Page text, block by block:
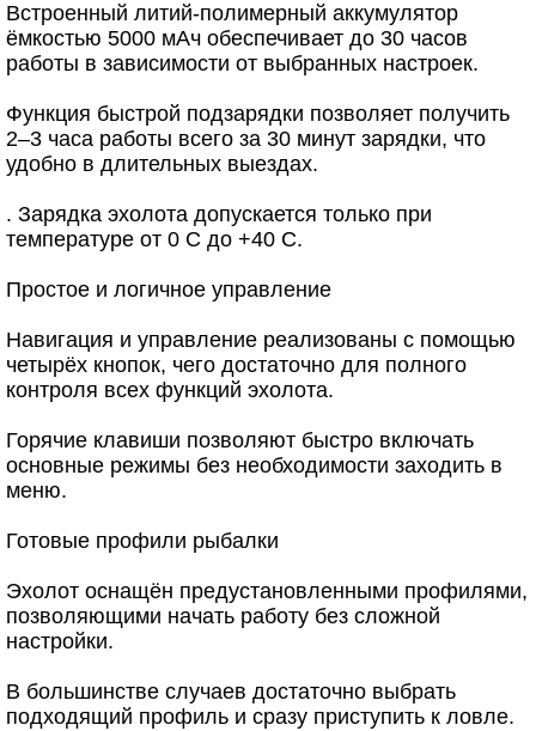
Встроенный литий-полимерный аккумулятор
ёмкостью 5000 мАч обеспечивает до 30 часов
работы в зависимости от выбранных настроек.
Функция быстрой подзарядки позволяет получить
2–3 часа работы всего за 30 минут зарядки, что
удобно в длительных выездах.
. Зарядка эхолота допускается только при
температуре от 0 C до +40 C.
Простое и логичное управление
Навигация и управление реализованы с помощью
четырёх кнопок, чего достаточно для полного
контроля всех функций эхолота.
Горячие клавиши позволяют быстро включать
основные режимы без необходимости заходить в
меню.
Готовые профили рыбалки
Эхолот оснащён предустановленными профилями,
позволяющими начать работу без сложной
настройки.
В большинстве случаев достаточно выбрать
подходящий профиль и сразу приступить к ловле.